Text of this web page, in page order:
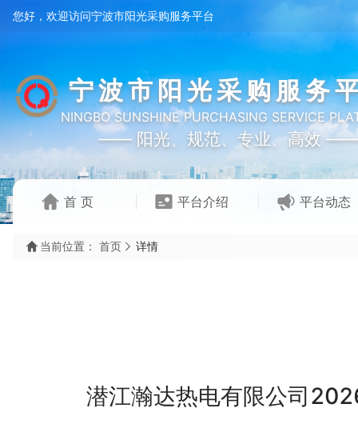
首 页 平台介绍 平台动态
您好，欢迎访问宁波市阳光采购服务平台
宁波市阳光采购服务
NINGBO SUNSHINE PURCHASING SERVICE
—— 阳光、规范、专业、高效
当前位置： 首页 详情
潜江瀚达热电有限公司